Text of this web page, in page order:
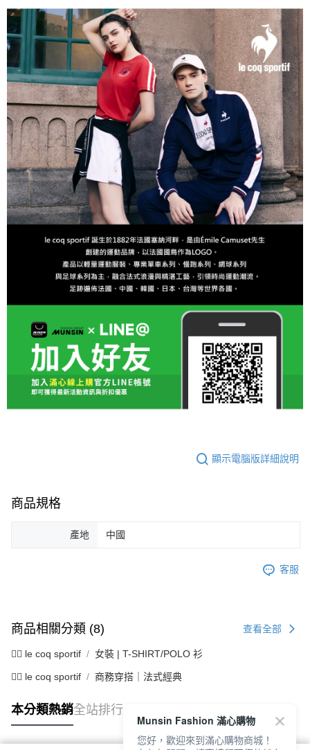
顯示電腦版詳細說明
商品規格
產地 中國
客服
商品相關分類 (8) 查看全部
🚴‍♂️ le coq sportif 女裝 | T-SHIRT/POLO 衫
🚴‍♂️ le coq sportif 商務穿搭｜法式經典
本分類熱銷全站排行
Munsin Fashion 滿心購物
您好，歡迎來到滿心購物商城！